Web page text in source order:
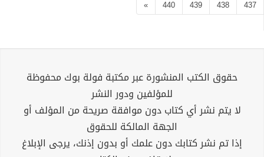
437
438
439
440
»
حقوق الكتب المنشورة عبر مكتبة فولة بوك محفوظة
للمؤلفين ودور النشر
لا يتم نشر أي كتاب دون موافقة صريحة من المؤلف أو
الجهة المالكة للحقوق
إذا تم نشر كتابك دون علمك أو بدون إذنك، يرجى الإبلاغ